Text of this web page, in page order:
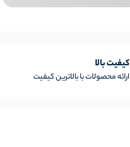
کیفیت بالا
ارائه محصولات با بالاترین کیفیت